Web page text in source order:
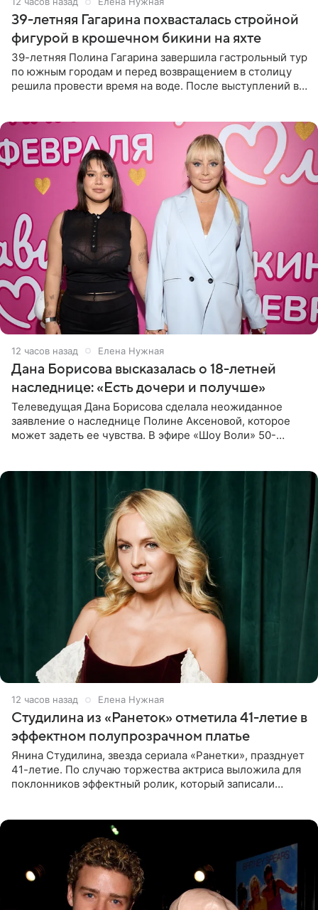
39-летняя Гагарина похвасталась стройной
фигурой в крошечном бикини на яхте
39-летняя Полина Гагарина завершила гастрольный тур
по южным городам и перед возвращением в столицу
решила провести время на воде. После выступлений в
12 часов назад Елена Нужная
Дана Борисова высказалась о 18-летней
наследнице: «Есть дочери и получше»
Телеведущая Дана Борисова сделала неожиданное
заявление о наследнице Полине Аксеновой, которое
может задеть ее чувства. В эфире «Шоу Воли» 50-
12 часов назад Елена Нужная
Студилина из «Ранеток» отметила 41-летие в
эффектном полупрозрачном платье
Янина Студилина, звезда сериала «Ранетки», празднует
41-летие. По случаю торжества актриса выложила для
поклонников эффектный ролик, который записали